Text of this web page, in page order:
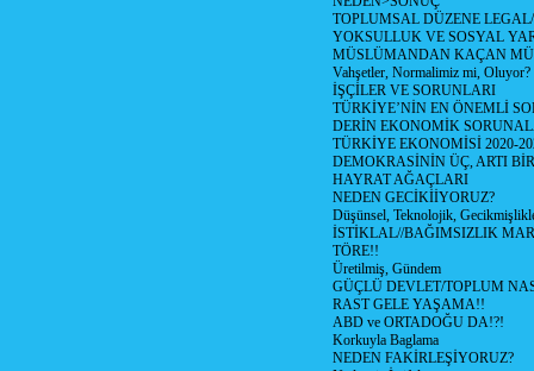
TOPLUMSAL DÜZENE
YOKSULLUK VE SOSYAL
MÜSLÜMANDAN KAÇAN
Vahşetler, Normalimiz mi, Oluyor?
İŞÇİLER VE SORUNLARI
TÜRKİYE’NİN EN ÖNEMLİ
DERİN EKONOMİK
TÜRKİYE EKONOMİSİ 2020-
DEMOKRASİNİN ÜÇ, ARTI
HAYRAT AĞAÇLARI
NEDEN GECİKİİYORUZ?
Düşünsel, Teknolojik,
İSTİKLAL//BAĞIMSIZLIK
TÖRE!!
Üretilmiş, Gündem
GÜÇLÜ DEVLET/TOPLUM
RAST GELE YAŞAMA!!
ABD ve ORTADOĞU DA!?!
Korkuyla Baglama
NEDEN FAKİRLEŞİYORUZ?